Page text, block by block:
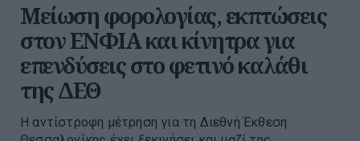
Μείωση φορολογίας, εκπτώσεις
στον ΕΝΦΙΑ και κίνητρα για
επενδύσεις στο φετινό καλάθι
της ΔΕΘ
Η αντίστροφη μέτρηση για τη Διεθνή Έκθεση